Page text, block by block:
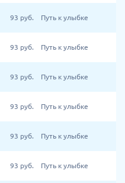
93 руб. Путь к улыбке
93 руб. Путь к улыбке
93 руб. Путь к улыбке
93 руб. Путь к улыбке
93 руб. Путь к улыбке
93 руб. Путь к улыбке